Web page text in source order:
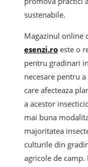
sustenabile.
Magazinul online
esenzi.ro este o
pentru gradinari
necesare pentru
care afecteaza
a acestor
mai buna
majoritatea
culturile din
agricole de camp.